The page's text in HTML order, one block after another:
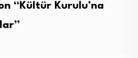
“ Kültür Kurulu’na
”